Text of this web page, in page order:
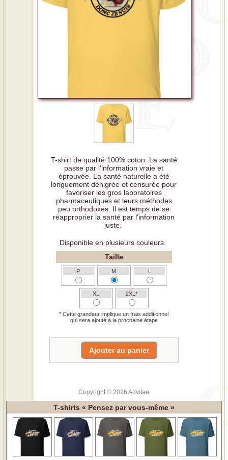
T-shirt de qualité 100% coton. La santé
passe par l'information vraie et
éprouvée. La santé naturelle a été
longuement dénigrée et censurée pour
favoriser les gros laboratoires
pharmaceutiques et leurs méthodes
peu orthodoxes. Il est temps de se
réapproprier la santé par l'information
juste.
Disponible en plusieurs couleurs.
Taille
P M L
XL 2XL*
* Cette grandeur implique un frais additionnel
qui sera ajouté à la prochaine étape
Copyright © 2026 Advitae
T-shirts « Pensez par vous-même »